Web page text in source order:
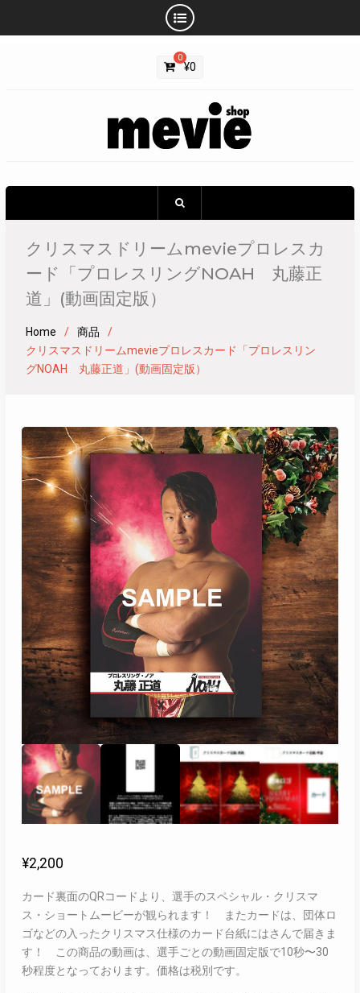
0
¥0
クリスマスドリームmevieプロレスカ
ード「プロレスリングNOAH 丸藤正
道」(動画固定版）
Home
商品
クリスマスドリームmevieプロレスカード「プロレスリン
グNOAH 丸藤正道」(動画固定版）
¥2,200
カード裏面のQRコードより、選手のスペシャル・クリスマ
ス・ショートムービーが観られます！ またカードは、団体ロ
ゴなどの入ったクリスマス仕様のカード台紙にはさんで届きま
す！ この商品の動画は、選手ごとの動画固定版で10秒〜30
秒程度となっております。価格は税別です。